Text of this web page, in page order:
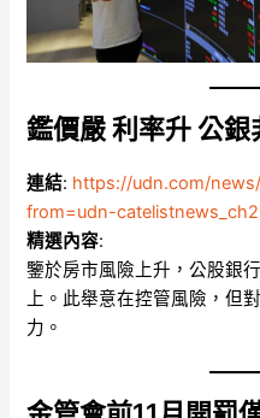
鑑價嚴 利率升 公
連結: https://udn.com/
from=udn-catelistnews_ch2
精選內容:
鑒於房市風險上升，公股銀
上。此舉意在控管風險，但
力。